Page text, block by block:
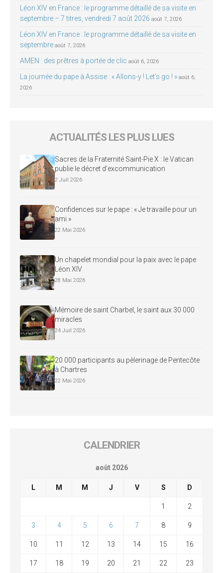
Léon XIV en France : le programme détaillé de sa visite en
septembre – 7 titres, vendredi 7 août 2026 août 7, 2026
Léon XIV en France : le programme détaillé de sa visite en
septembre août 7, 2026
AMEN : des prêtres à portée de clic août 6, 2026
La journée du pape à Assise : « Allons-y ! Let’s go ! » août 6,
2026
ACTUALITÉS LES PLUS LUES
Sacres de la Fraternité Saint-Pie X : le Vatican
publie le décret d’excommunication
2 Juil 2026
Confidences sur le pape : « Je travaille pour un
ami »
22 Mai 2026
Un chapelet mondial pour la paix avec le pape
Léon XIV
28 Mai 2026
Mémoire de saint Charbel, le saint aux 30 000
miracles
24 Juil 2026
20 000 participants au pèlerinage de Pentecôte
à Chartres
22 Mai 2026
CALENDRIER
août 2026
L M M J V S D
1 2
3 4 5 6 7 8 9
10 11 12 13 14 15 16
17 18 19 20 21 22 23